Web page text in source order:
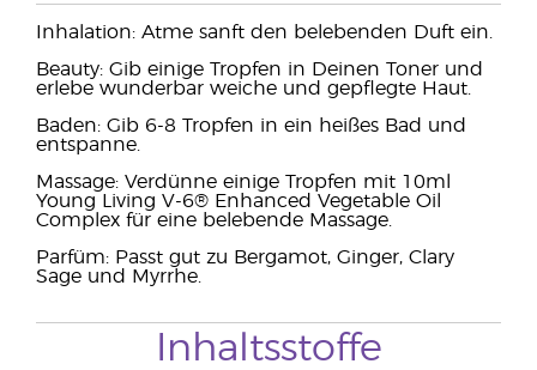
Inhalation: Atme sanft den belebenden Duft ein.
Beauty: Gib einige Tropfen in Deinen Toner und
erlebe wunderbar weiche und gepflegte Haut.
Baden: Gib 6-8 Tropfen in ein heißes Bad und
entspanne.
Massage: Verdünne einige Tropfen mit 10ml
Young Living V-6® Enhanced Vegetable Oil
Complex für eine belebende Massage.
Parfüm: Passt gut zu Bergamot, Ginger, Clary
Sage und Myrrhe.
Inhaltsstoffe